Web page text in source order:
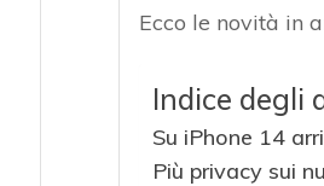
Ecco le novità in
Indice degli
Su iPhone 14
Più privacy sui